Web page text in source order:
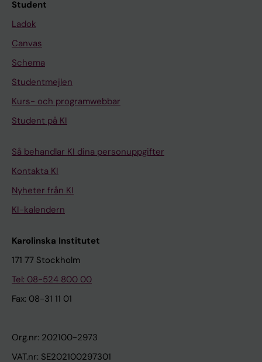
Student
Ladok
Canvas
Schema
Studentmejlen
Kurs- och programwebbar
Student på KI
Så behandlar KI dina personuppgifter
Kontakta KI
Nyheter från KI
KI-kalendern
Karolinska Institutet
171 77 Stockholm
Tel: 08-524 800 00
Fax: 08-31 11 01
Org.nr: 202100-2973
VAT.nr: SE202100297301